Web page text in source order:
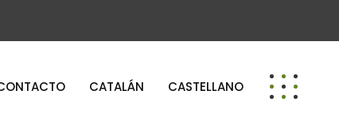
CATALÁN CASTELLANO